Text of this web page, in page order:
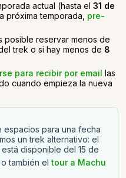
actual (hasta el 31 de
próxima temporada, pre-
posible reservar menos de
trek o si hay menos de 8
para recibir por email las
cuando empieza la nueva
espacios para una fecha
un trek alternativo: el
disponible del 15 de
o también eltour a Machu